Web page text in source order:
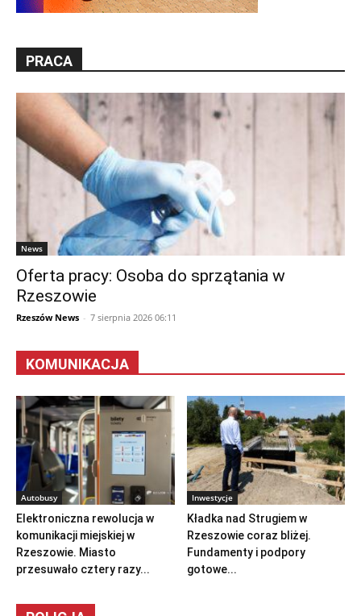
PRACA
News
Oferta pracy: Osoba do sprzątania w
Rzeszowie
Rzeszów News - 7 sierpnia 2026 06:11
KOMUNIKACJA
Autobusy
Elektroniczna rewolucja w
komunikacji miejskiej w
Rzeszowie. Miasto
przesuwało cztery razy...
Inwestycje
Kładka nad Strugiem w
Rzeszowie coraz bliżej.
Fundamenty i podpory
gotowe...